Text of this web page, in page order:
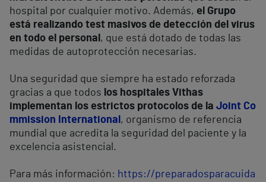
hospital por cualquier motivo. Además, el Grupo
está realizando test masivos de detección del virus
en todo el personal , que está dotado de todas las
medidas de autoprotección necesarias.
Una seguridad que siempre ha estado reforzada
gracias a que todos los hospitales Vithas
implementan los estrictos protocolos de la Joint Co
mmission International , organismo de referencia
mundial que acredita la seguridad del paciente y la
excelencia asistencial.
Para más información: https://preparadosparacuida